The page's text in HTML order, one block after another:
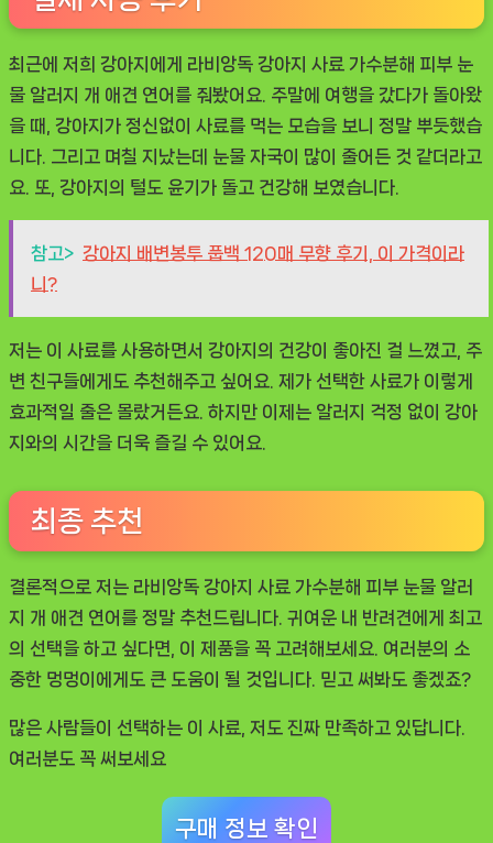
최근에 저희 강아지에게 라비앙독 강아지 사료 가수분해 피부 눈
물 알러지 개 애견 연어 를 줘봤어요. 주말에 여행을 갔다가 돌아왔
을 때, 강아지가 정신없이 사료를 먹는 모습을 보니 정말 뿌듯했습
니다. 그리고 며칠 지났는데 눈물 자국이 많이 줄어든 것 같더라고
요. 또, 강아지의 털도 윤기가 돌고 건강해 보였습니다.
참고> 강아지 배변봉투 풉백 120매 무향 후기, 이 가격이라
니?
저는 이 사료를 사용하면서 강아지의 건강이 좋아진 걸 느꼈고, 주
변 친구들에게도 추천해주고 싶어요. 제가 선택한 사료가 이렇게
효과적일 줄은 몰랐거든요. 하지만 이제는 알러지 걱정 없이 강아
지와의 시간을 더욱 즐길 수 있어요.
최종 추천
결론적으로 저는 라비앙독 강아지 사료 가수분해 피부 눈물 알러
지 개 애견 연어 를 정말 추천드립니다. 귀여운 내 반려견에게 최고
의 선택을 하고 싶다면, 이 제품을 꼭 고려해보세요. 여러분의 소
중한 멍멍이에게도 큰 도움이 될 것입니다. 믿고 써봐도 좋겠죠?
많은 사람들이 선택하는 이 사료, 저도 진짜 만족하고 있답니다.
여러분도 꼭 써보세요
구매 정보 확인